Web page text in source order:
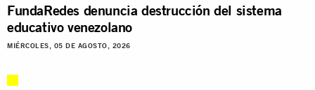
FundaRedes denuncia destrucción del sistema
educativo venezolano
MIÉRCOLES, 05 DE AGOSTO, 2026